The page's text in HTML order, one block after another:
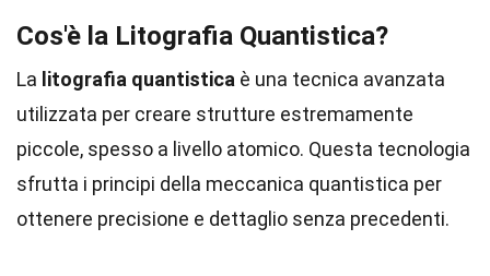
Cos'è la Litografia Quantistica?
La litografia quantistica è una tecnica avanzata
utilizzata per creare strutture estremamente
piccole, spesso a livello atomico. Questa tecnologia
sfrutta i principi della meccanica quantistica per
ottenere precisione e dettaglio senza precedenti.